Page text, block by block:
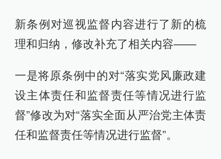
新条例对巡视监督内容进行了新的梳
理和归纳，修改补充了相关内容——
一是将原条例中的对“落实党风廉政建
设主体责任和监督责任等情况进行监
督”修改为对“落实全面从严治党主体责
任和监督责任等情况进行监督”。